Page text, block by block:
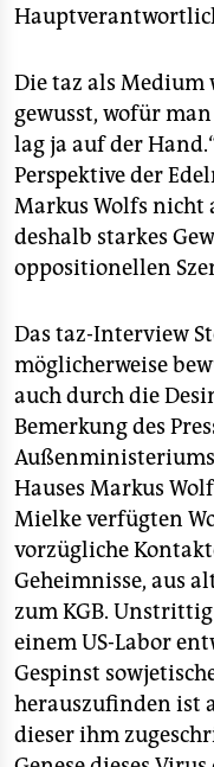
Die taz als Medium
gewusst, wofür
lag ja auf der
Perspektive der
Markus Wolfs nicht
deshalb starkes
oppositionellen
Das taz-Interview
möglicherweise
auch durch die
Bemerkung des
Außenministeriums
Hauses Markus
Mielke verfügten
vorzügliche
Geheimnisse, aus
zum KGB. Unstrittig
einem US-Labor
Gespinst
herauszufinden ist
dieser ihm